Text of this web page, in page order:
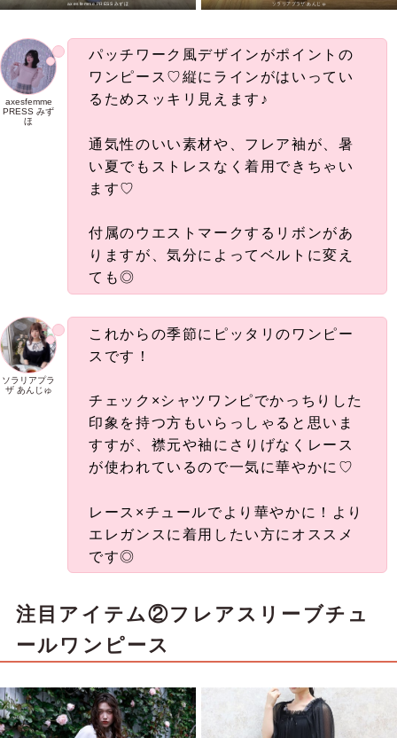
axesfemme PRESS みずほ ソラリアプラザ あんじゅ
axesfemme
PRESS みず
ほ
パッチワーク風デザインがポイントの
ワンピース♡縦にラインがはいってい
るためスッキリ見えます♪
通気性のいい素材や、フレア袖が、暑
い夏でもストレスなく着用できちゃい
ます♡
付属のウエストマークするリボンがあ
りますが、気分によってベルトに変え
ても◎
ソラリアプラ
ザ あんじゅ
これからの季節にピッタリのワンピー
スです！
チェック×シャツワンピでかっちりした
印象を持つ方もいらっしゃると思いま
すすが、襟元や袖にさりげなくレース
が使われているので一気に華やかに♡
レース×チュールでより華やかに！より
エレガンスに着用したい方にオススメ
です◎
注目アイテム②フレアスリーブチュ
ールワンピース